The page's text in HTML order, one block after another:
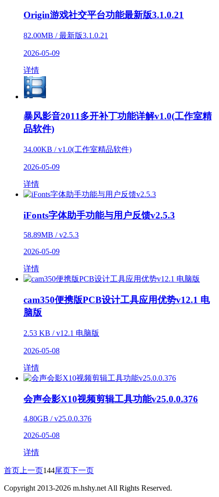
Origin游戏社交平台功能最新版3.1.0.21
82.00MB / 最新版3.1.0.21
2026-05-09
详情
暴风影音2011多开补丁功能详解v1.0(工作室精
品软件)
34.00KB / v1.0(工作室精品软件)
2026-05-09
详情
iFonts字体助手功能与用户反馈v2.5.3
58.89MB / v2.5.3
2026-05-09
详情
cam350便携版PCB设计工具应用优势v12.1 电
脑版
2.53 KB / v12.1 电脑版
2026-05-08
详情
会声会影X10视频剪辑工具功能v25.0.0.376
4.80GB / v25.0.0.376
2026-05-08
详情
首页 上一页144尾页下一页
Copyright 2013-2026 m.hshy.net All Rights Reserved.